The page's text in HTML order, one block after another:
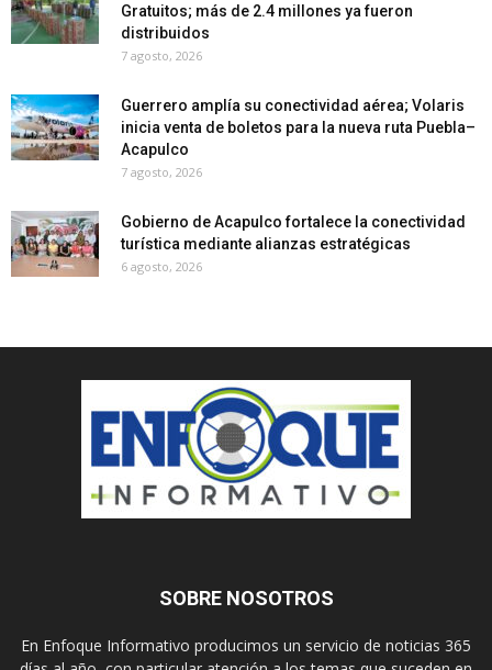
Gratuitos; más de 2.4 millones ya fueron
distribuidos
7 agosto, 2026
Guerrero amplía su conectividad aérea; Volaris
inicia venta de boletos para la nueva ruta Puebla–
Acapulco
7 agosto, 2026
Gobierno de Acapulco fortalece la conectividad
turística mediante alianzas estratégicas
6 agosto, 2026
SOBRE NOSOTROS
En Enfoque Informativo producimos un servicio de noticias 365